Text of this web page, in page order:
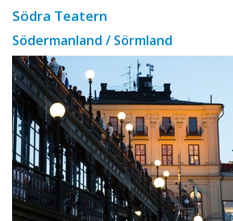
Södra Teatern
Södermanland / Sörmland